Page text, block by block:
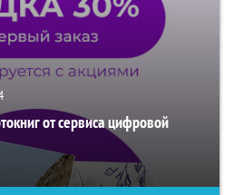
от сервиса цифровой